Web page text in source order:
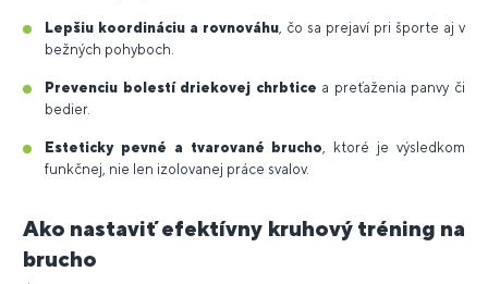
Lepšiu koordináciu a rovnováhu, čo sa prejaví pri športe aj v
bežných pohyboch.
Prevenciu bolestí driekovej chrbtice a preťaženia panvy či
bedier.
Esteticky pevné a tvarované brucho, ktoré je výsledkom
funkčnej, nie len izolovanej práce svalov.
Ako nastaviť efektívny kruhový tréning na
brucho